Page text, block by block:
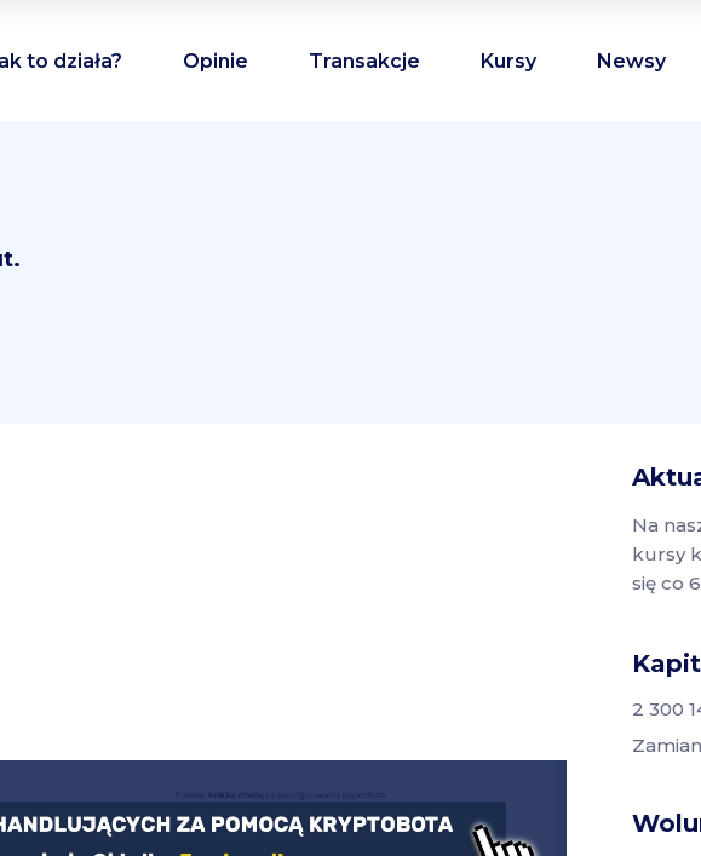
to działa? Opinie Transakcje Kursy Newsy
Na
kursy
się co
2 300